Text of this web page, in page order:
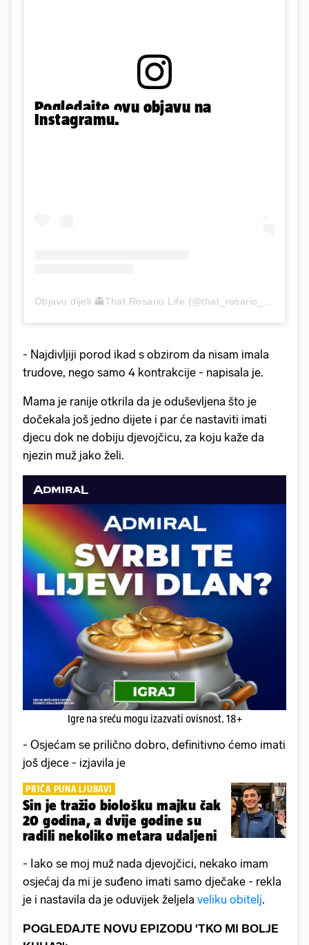
Pogledajte ovu objavu na
Instagramu.
- Najdivljiji porod ikad s obzirom da nisam imala
trudove, nego samo 4 kontrakcije - napisala je.
Mama je ranije otkrila da je oduševljena što je
dočekala još jedno dijete i par će nastaviti imati
djecu dok ne dobiju djevojčicu, za koju kaže da
njezin muž jako želi.
Igre na sreću mogu izazvati ovisnost. 18+
- Osjećam se prilično dobro, definitivno ćemo imati
još djece - izjavila je
PRIČA PUNA LJUBAVI
Sin je tražio biološku majku čak
20 godina, a dvije godine su
radili nekoliko metara udaljeni
- Iako se moj muž nada djevojčici, nekako imam
osjećaj da mi je suđeno imati samo dječake - rekla
je i nastavila da je oduvijek željela veliku obitelj.
POGLEDAJTE NOVU EPIZODU 'TKO MI BOLJE